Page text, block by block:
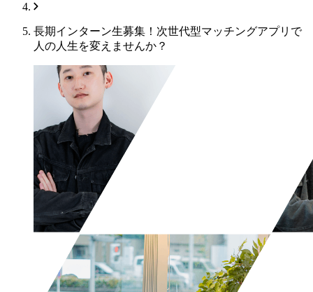
長期インターン生募集！次世代型マッチングアプリで
人の人生を変えませんか？